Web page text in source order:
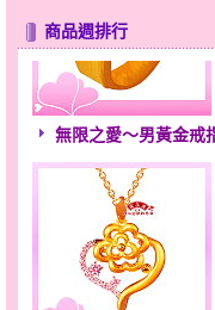
商品週排行
無限之愛～男黃金戒指